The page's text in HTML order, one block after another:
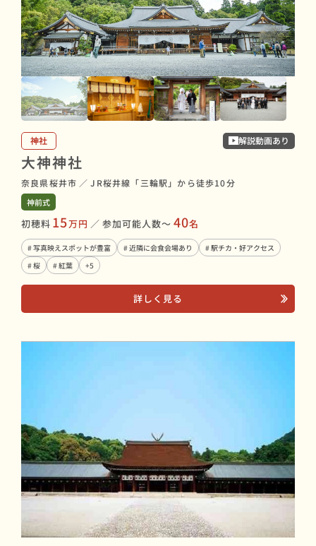
神社 解説動画あり
大神神社
奈良県桜井市 ／ JR桜井線「三輪駅」から徒歩10分
神前式
初穂料 15万円 ／ 参加可能人数〜 40名
# 写真映えスポットが豊富 # 近隣に会食会場あり
# 駅チカ・好アクセス
# 桜
# 紅葉 +5
詳しく見る